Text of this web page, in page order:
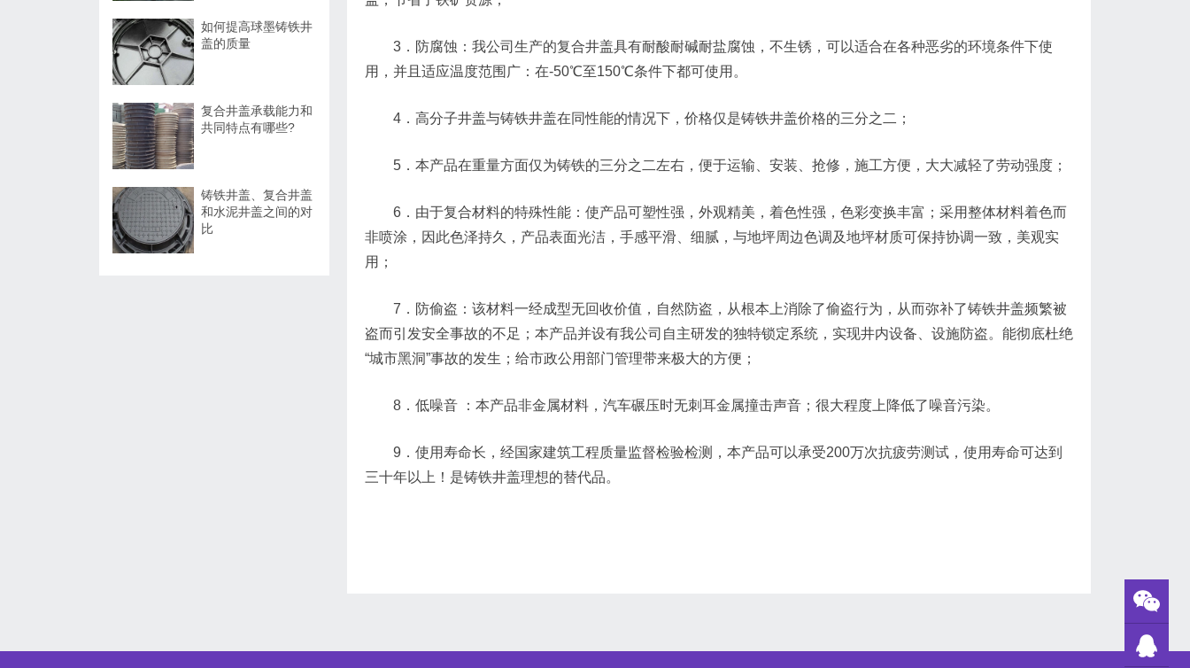
3．防腐蚀：我公司生产的复合井盖具有耐酸耐碱耐盐腐蚀，不生锈，可以适合在各种恶劣的环境条件下使
用，并且适应温度范围广：在-50℃至150℃条件下都可使用。
4．高分子井盖与铸铁井盖在同性能的情况下，价格仅是铸铁井盖价格的三分之二；
5．本产品在重量方面仅为铸铁的三分之二左右，便于运输、安装、抢修，施工方便，大大减轻了劳动强度；
6．由于复合材料的特殊性能：使产品可塑性强，外观精美，着色性强，色彩变换丰富；采用整体材料着色而
非喷涂，因此色泽持久，产品表面光洁，手感平滑、细腻，与地坪周边色调及地坪材质可保持协调一致，美观实
用；
7．防偷盗：该材料一经成型无回收价值，自然防盗，从根本上消除了偷盗行为，从而弥补了铸铁井盖频繁被
盗而引发安全事故的不足；本产品并设有我公司自主研发的独特锁定系统，实现井内设备、设施防盗。能彻底杜绝
“城市黑洞”事故的发生；给市政公用部门管理带来极大的方便；
8．低噪音 ：本产品非金属材料，汽车碾压时无刺耳金属撞击声音；很大程度上降低了噪音污染。
9．使用寿命长，经国家建筑工程质量监督检验检测，本产品可以承受200万次抗疲劳测试，使用寿命可达到
三十年以上！是铸铁井盖理想的替代品。
如何提高球墨铸铁井
盖的质量
复合井盖承载能力和
共同特点有哪些?
铸铁井盖、复合井盖
和水泥井盖之间的对
比